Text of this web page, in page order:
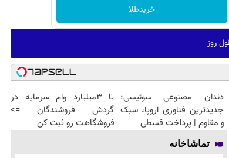
خریدطلا
روز
دندان مصنوعی سوئیسی:
جدیدترین فناوری اروپا، سبک
و مقاوم | پرداخت قسطی
تا 3میلیارد وام سرمایه در
گردش فروشندگان =>
فروشگاهت رو ثبت کن
تماشاخانه